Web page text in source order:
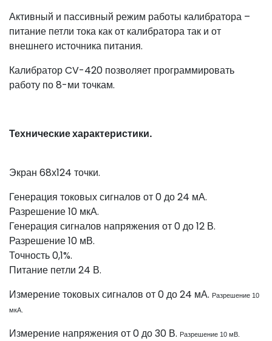
Активный и пассивный режим работы калибратора –
питание петли тока как от калибратора так и от
внешнего источника питания.
Калибратор CV-420 позволяет программировать
работу по 8-ми точкам.
Технические характеристики.
Экран 68х124 точки.
Генерация токовых сигналов от 0 до 24 мА.
Разрешение 10 мкА.
Генерация сигналов напряжения от 0 до 12 В.
Разрешение 10 мВ.
Точность 0,1%.
Питание петли 24 В.
Измерение токовых сигналов от 0 до 24 мА. Разрешение 10
мкА.
Измерение напряжения от 0 до 30 В. Разрешение 10 мВ.